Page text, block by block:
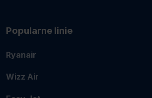
Popularne linie
Ryanair
Wizz Air